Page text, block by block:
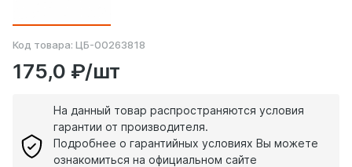
Код товара: ЦБ-00263818
175,0 ₽/шт
На данный товар распространяются условия
гарантии от производителя.
Подробнее о гарантийных условиях Вы можете
ознакомиться на официальном сайте